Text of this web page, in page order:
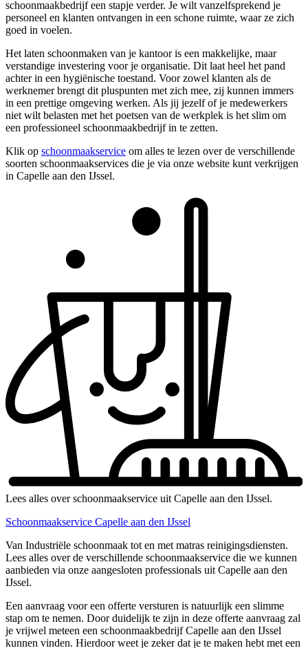
schoonmaakbedrijf een stapje verder. Je wilt vanzelfsprekend je
personeel en klanten ontvangen in een schone ruimte, waar ze zich
goed in voelen.
Het laten schoonmaken van je kantoor is een makkelijke, maar
verstandige investering voor je organisatie. Dit laat heel het pand
achter in een hygiënische toestand. Voor zowel klanten als de
werknemer brengt dit pluspunten met zich mee, zij kunnen immers
in een prettige omgeving werken. Als jij jezelf of je medewerkers
niet wilt belasten met het poetsen van de werkplek is het slim om
een professioneel schoonmaakbedrijf in te zetten.
Klik op schoonmaakservice om alles te lezen over de verschillende
soorten schoonmaakservices die je via onze website kunt verkrijgen
in Capelle aan den IJssel.
Lees alles over schoonmaakservice uit Capelle aan den IJssel.
Schoonmaakservice Capelle aan den IJssel
Van Industriële schoonmaak tot en met matras reinigingsdiensten.
Lees alles over de verschillende schoonmaakservice die we kunnen
aanbieden via onze aangesloten professionals uit Capelle aan den
IJssel.
Een aanvraag voor een offerte versturen is natuurlijk een slimme
stap om te nemen. Door duidelijk te zijn in deze offerte aanvraag zal
je vrijwel meteen een schoonmaakbedrijf Capelle aan den IJssel
kunnen vinden. Hierdoor weet je zeker dat je te maken hebt met een